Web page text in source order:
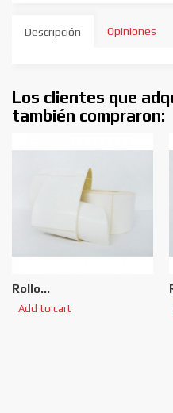
Descripción Opiniones
Los clientes que
también compraron:
Rollo...
Add to cart